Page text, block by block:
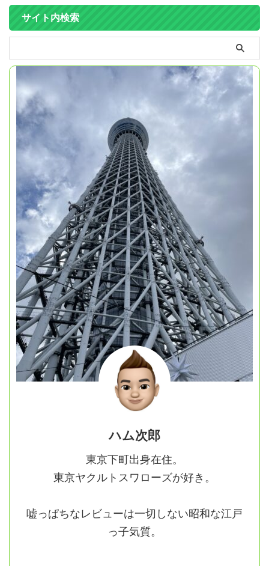
サイト内検索
ハム次郎
東京下町出身在住。
東京ヤクルトスワローズが好き。
嘘っぱちなレビューは一切しない昭和な江戸
っ子気質。